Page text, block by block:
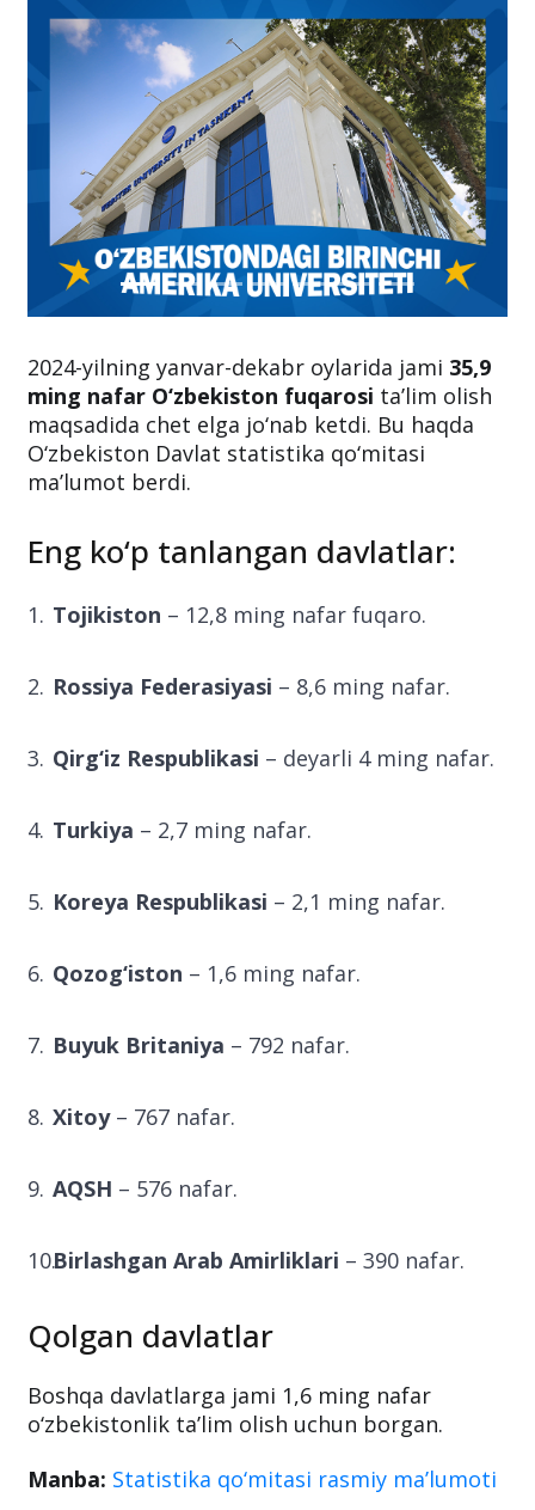
2024-yilning yanvar-dekabr oylarida jami 35,9
ming nafar O‘zbekiston fuqarosi ta’lim olish
maqsadida chet elga jo‘nab ketdi. Bu haqda
O‘zbekiston Davlat statistika qo‘mitasi
ma’lumot berdi.
Eng ko‘p tanlangan davlatlar:
Tojikiston – 12,8 ming nafar fuqaro.
Rossiya Federasiyasi – 8,6 ming nafar.
Qirg‘iz Respublikasi – deyarli 4 ming nafar.
Turkiya – 2,7 ming nafar.
Koreya Respublikasi – 2,1 ming nafar.
Qozog‘iston – 1,6 ming nafar.
Buyuk Britaniya – 792 nafar.
Xitoy– 767 nafar.
AQSH – 576 nafar.
Birlashgan Arab Amirliklari – 390 nafar.
Qolgan davlatlar
Boshqa davlatlarga jami 1,6 ming nafar
o‘zbekistonlik ta’lim olish uchun borgan.
Manba: Statistika qo‘mitasi rasmiy ma’lumoti